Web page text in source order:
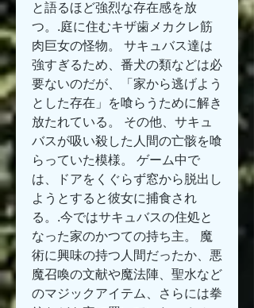
と語るほど強烈な存在感を放
つ。.庭に住むキザ歯メカクレ筋
肉巨女の怪物。 サキュバス達は
強すぎるため、番犬の類などは必
要ないのだが、「家から逃げよう
とした存在」を喰らうために解き
放たれている。 その他、サキュ
バスが吸い殺した人間の亡骸を喰
らっていた模様。 ゲーム中で
は、ドアをくぐらず窓から脱出し
ようとすると彼女に捕食され
る。.今ではサキュバスの住処と
なった家のかつての持ち主。 魔
術に興味の持つ人間だったか、悪
魔召喚の文献や魔法陣、聖水など
のマジックアイテム、さらには拳